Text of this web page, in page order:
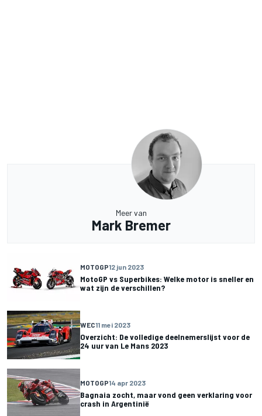
Meer van
Mark Bremer
MOTOGP12 jun 2023
MotoGP vs Superbikes: Welke motor is sneller en
wat zijn de verschillen?
WEC11 mei 2023
Overzicht: De volledige deelnemerslijst voor de
24 uur van Le Mans 2023
MOTOGP14 apr 2023
Bagnaia zocht, maar vond geen verklaring voor
crash in Argentinië